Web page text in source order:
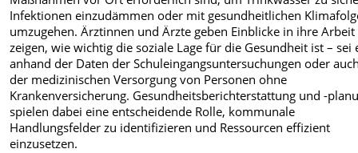
Infektionen einzudämmen oder mit gesundheitlichen
umzugehen. Ärztinnen und Ärzte geben Einblicke in ihre
zeigen, wie wichtig die soziale Lage für die Gesundheit ist – sei
anhand der Daten der Schuleingangsuntersuchungen oder
der medizinischen Versorgung von Personen ohne
Krankenversicherung. Gesundheitsberichterstattung und -
spielen dabei eine entscheidende Rolle, kommunale
Handlungsfelder zu identifizieren und Ressourcen effizient
einzusetzen.